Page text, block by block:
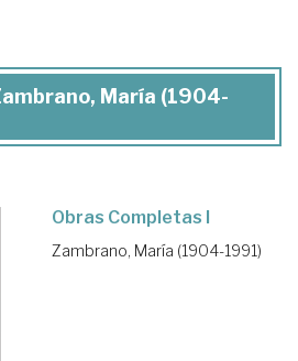
María (1904-
Obras Completas I
Zambrano, María (1904-1991)